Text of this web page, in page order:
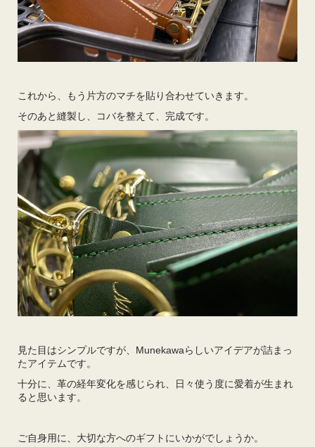
これから、もう片方のマチを貼り合わせていきます。
そのあと縫製し、コバを整えて、完成です。
見た目はシンプルですが、Munekawaらしいアイデアが詰まっ
たアイテムです。
十分に、革の経年変化を感じられ、日々使う度に愛着が生まれ
ると思います。
ご自身用に、大切な方へのギフトにいかがでしょうか。